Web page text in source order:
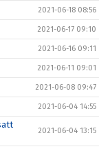
2021-06-18 08:56
2021-06-17 09:10
2021-06-16 09:11
2021-06-11 09:01
2021-06-08 09:47
2021-06-04 14:55
2021-06-04 13:15